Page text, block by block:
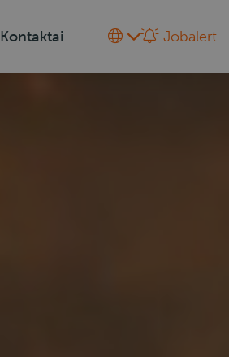
Kontaktai Jobalert